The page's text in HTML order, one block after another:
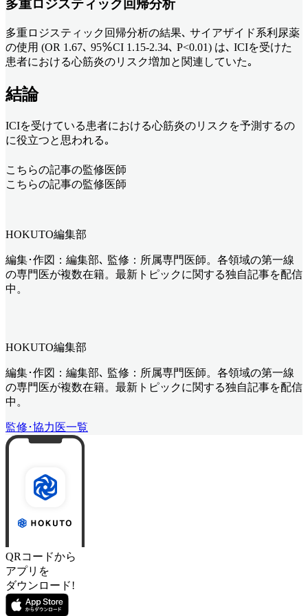
多重ロジスティック回帰分析
多重ロジスティック回帰分析の結果､ サイアザイド系利尿薬
の使用 (OR 1.67､ 95％CI 1.15-2.34､ P<0.01) は､ ICIを受けた
患者における心筋炎のリスク増加と関連していた｡
結論
ICIを受けている患者における心筋炎のリスクを予測するの
に役立つと思われる｡
こちらの記事の監修医師
こちらの記事の監修医師
HOKUTO編集部
編集･作図：編集部､ 監修：所属専門医師。各領域の第一線
の専門医が複数在籍。最新トピックに関する独自記事を配信
中。
HOKUTO編集部
編集･作図：編集部､ 監修：所属専門医師。各領域の第一線
の専門医が複数在籍。最新トピックに関する独自記事を配信
中。
監修･協力医一覧
QRコードから
アプリを
ダウンロード!